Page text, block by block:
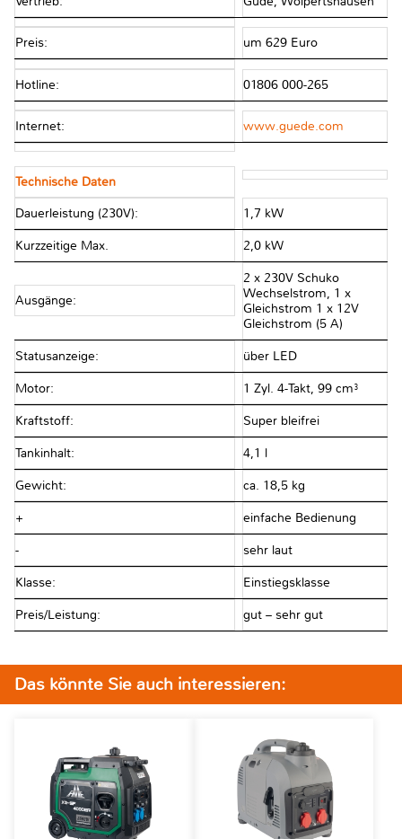
Preis: um 629 Euro
Hotline: 01806 000-265
Internet: www.guede.com
Technische Daten
Dauerleistung (230V): 1,7 kW
Kurzzeitige Max. 2,0 kW
Ausgänge:
2 x 230V Schuko
Wechselstrom, 1 x
Gleichstrom 1 x 12V
Gleichstrom (5 A)
Statusanzeige: über LED
Motor: 1 Zyl. 4-Takt, 99 cm³
Kraftstoff: Super bleifrei
Tankinhalt: 4,1 l
Gewicht: ca. 18,5 kg
+ einfache Bedienung
- sehr laut
Klasse: Einstiegsklasse
Preis/Leistung: gut – sehr gut
Das könnte Sie auch interessieren: